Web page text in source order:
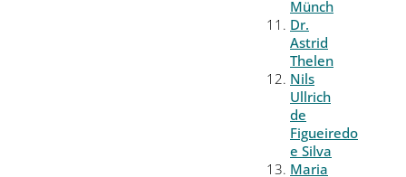
Münch
Dr.
Astrid
Thelen
Nils
Ullrich
de
Figueiredo
e Silva
Maria